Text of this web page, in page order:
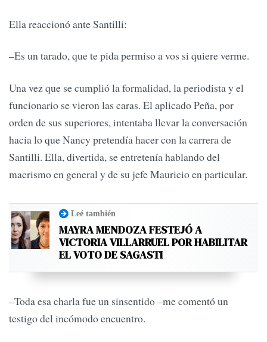
Ella reaccionó ante Santilli:
–Es un tarado, que te pida permiso a vos si quiere verme.
Una vez que se cumplió la formalidad, la periodista y el
funcionario se vieron las caras. El aplicado Peña, por
orden de sus superiores, intentaba llevar la conversación
hacia lo que Nancy pretendía hacer con la carrera de
Santilli. Ella, divertida, se entretenía hablando del
macrismo en general y de su jefe Mauricio en particular.
Leé también
MAYRA MENDOZA FESTEJÓ A
VICTORIA VILLARRUEL POR HABILITAR
EL VOTO DE SAGASTI
–Toda esa charla fue un sinsentido –me comentó un
testigo del incómodo encuentro.